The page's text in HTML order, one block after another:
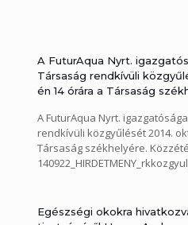
A FuturAqua Nyrt.
Társaság rendkívüli
én 14 órára a Társaság
A FuturAqua Nyrt.
rendkívüli közgyűlését 2014.
Társaság székhelyére.
Egészségi okokra